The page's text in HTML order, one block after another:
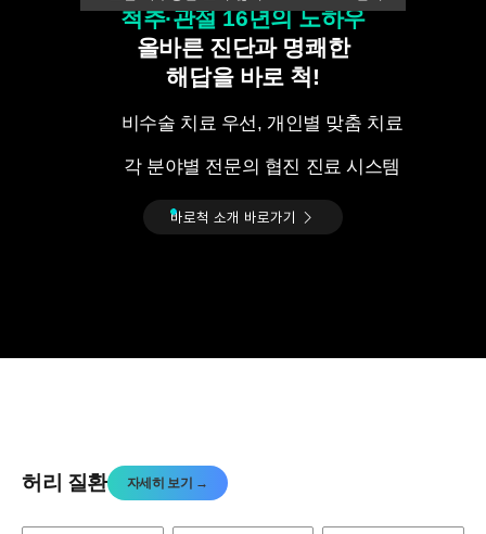
척추·관절 16년의 노하우
올바른 진단과 명쾌한
해답을 바로 척!
비수술 치료 우선, 개인별 맞춤 치료
각 분야별 전문의 협진 진료 시스템
바로척 소개 바로가기
허리 질환 자세히 보기 →
개인정보활용동의